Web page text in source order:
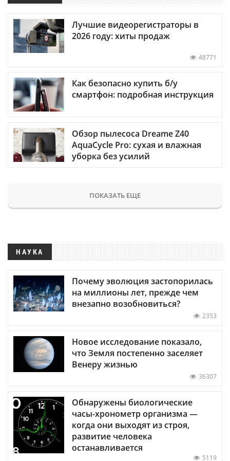
Лучшие видеорегистраторы в
2026 году: хиты продаж
48771
Как безопасно купить б/у
смартфон: подробная инструкция
Обзор пылесоса Dreame Z40
AquaCycle Pro: сухая и влажная
уборка без усилий
ПОКАЗАТЬ ЕЩЕ
НАУКА
Почему эволюция застопорилась
на миллионы лет, прежде чем
внезапно возобновиться?
2353
Новое исследование показало,
что Земля постепенно заселяет
Венеру жизнью
36307
Обнаружены биологические
часы-хронометр организма —
когда они выходят из строя,
развитие человека
останавливается
5119